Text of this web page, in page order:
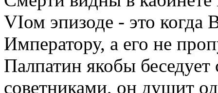
VIом эпизоде - это когда
Императору, а его не
Палпатин якобы
советниками, он душит